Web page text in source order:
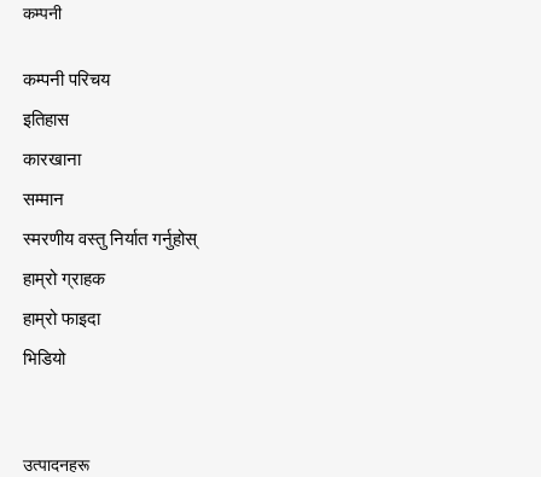
कम्पनी
कम्पनी परिचय
इतिहास
कारखाना
सम्मान
स्मरणीय वस्तु निर्यात गर्नुहोस्
हाम्रो ग्राहक
हाम्रो फाइदा
भिडियो
उत्पादनहरू